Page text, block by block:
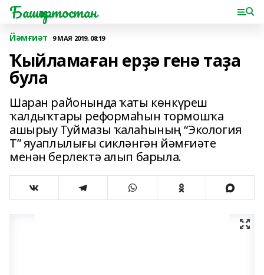
Башҡортостан
Йәмғиәт 9 МАЯ 2019, 08:19
Ҡыйламаған ерҙә генә таҙа
була
Шаран районында ҡаты көнкүреш
ҡалдыҡтары реформаһын тормошҡа
ашырыу Туймазы ҡалаһының “Экология
Т” яуаплылығы сикләнгән йәмғиәте
менән берлектә алып барыла.